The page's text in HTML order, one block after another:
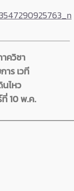
ควิชา
าร เวที
ไหว
10 พ.ค.